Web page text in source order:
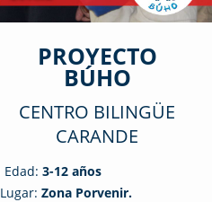
PROYECTO
BÚHO
CENTRO BILINGÜE
CARANDE
Edad: 3-12 años
Lugar: Zona Porvenir.